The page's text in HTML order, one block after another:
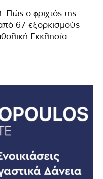
Πώς ο φριχτός της
67 εξορκισμούς
Εκκλησία